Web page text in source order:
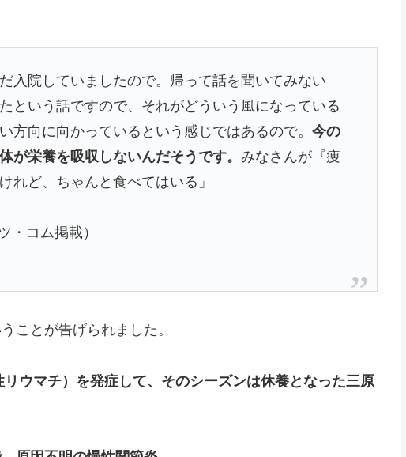
入院していましたので。帰って話を聞いてみない
という話ですので、それがどういう風になっている
方向に向かっているという感じではあるので。今の
が栄養を吸収しないんだそうです。みなさんが『痩
れど、ちゃんと食べてはいる」
・コム掲載）
ことが告げられました。
ウマチ）を発症して、そのシーズンは休養となった三原